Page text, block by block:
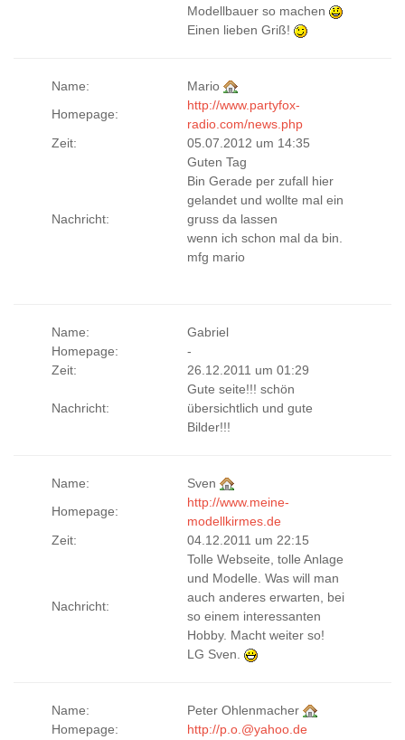
Modellbauer so machen
Einen lieben Griß!
Name:
Mario
Homepage:
http://www.partyfox-
radio.com/news.php
Zeit:
05.07.2012 um 14:35
Nachricht:
Guten Tag
Bin Gerade per zufall hier
gelandet und wollte mal ein
gruss da lassen
wenn ich schon mal da bin.
mfg mario
Name:
Gabriel
Homepage:
-
Zeit:
26.12.2011 um 01:29
Nachricht:
Gute seite!!! schön
übersichtlich und gute
Bilder!!!
Name:
Sven
Homepage:
http://www.meine-
modellkirmes.de
Zeit:
04.12.2011 um 22:15
Nachricht:
Tolle Webseite, tolle Anlage
und Modelle. Was will man
auch anderes erwarten, bei
so einem interessanten
Hobby. Macht weiter so!
LG Sven.
Name:
Peter Ohlenmacher
Homepage:
http://p.o.@yahoo.de